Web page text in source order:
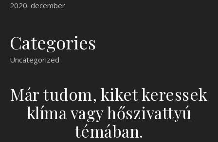
2020. december
Categories
Uncategorized
Már tudom, kiket keressek
klíma vagy hőszivattyú
témában.